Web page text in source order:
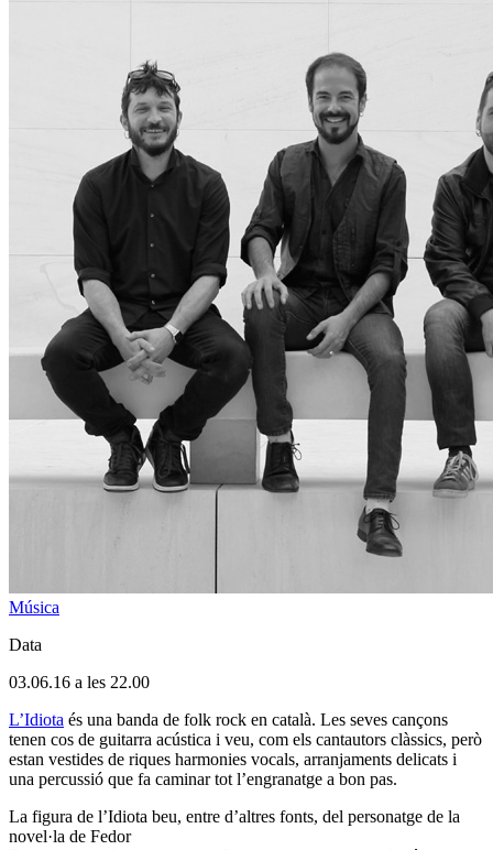
Música
Data
03.06.16 a les 22.00
L’Idiota és una banda de folk rock en català. Les seves cançons
tenen cos de guitarra acústica i veu, com els cantautors clàssics, però
estan vestides de riques harmonies vocals, arranjaments delicats i
una percussió que fa caminar tot l’engranatge a bon pas.
La figura de l’Idiota beu, entre d’altres fonts, del personatge de la
novel·la de Fedor